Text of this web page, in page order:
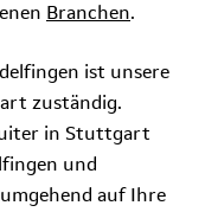
Branchen.
ist unsere
zuständig.
in Stuttgart
und
auf Ihre